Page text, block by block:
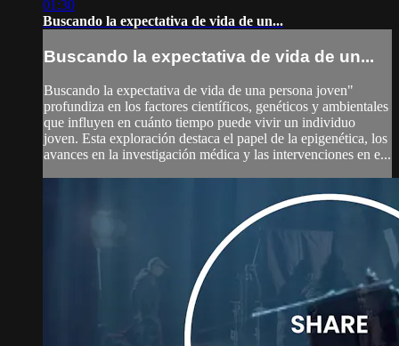
01:30
Buscando la expectativa de vida de un...
Buscando la expectativa de vida de un...
Buscando la expectativa de vida de una persona joven"
profundiza en los factores científicos, genéticos y ambientales
que influyen en cuánto tiempo puede vivir un individuo
joven. Esta exploración destaca el papel de la epigenética, los
avances en la investigación médica y las intervenciones en e...